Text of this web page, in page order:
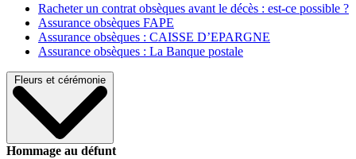
Racheter un contrat obsèques avant le décès : est-ce possible ?
Assurance obsèques FAPE
Assurance obsèques : CAISSE D’EPARGNE
Assurance obsèques : La Banque postale
Fleurs et cérémonie
Hommage au défunt